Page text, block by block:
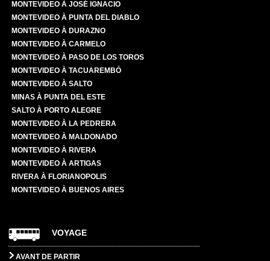
MONTEVIDEO À JOSÉ IGNACIO
MONTEVIDEO À PUNTA DEL DIABLO
MONTEVIDEO À DURAZNO
MONTEVIDEO À CARMELO
MONTEVIDEO À PASO DE LOS TOROS
MONTEVIDEO À TACUAREMBÓ
MONTEVIDEO À SALTO
MINAS À PUNTA DEL ESTE
SALTO À PORTO ALEGRE
MONTEVIDEO À LA PEDRERA
MONTEVIDEO À MALDONADO
MONTEVIDEO À RIVERA
MONTEVIDEO À ARTIGAS
RIVERA À FLORIANOPOLIS
MONTEVIDEO À BUENOS AIRES
VOYAGE
AVANT DE PARTIR